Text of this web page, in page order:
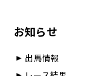
お知らせ
出馬情報